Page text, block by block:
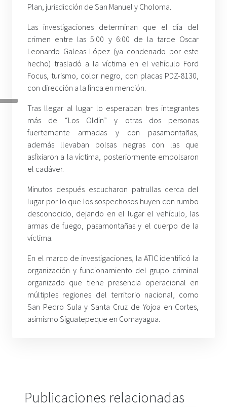
Plan, jurisdicción de San Manuel y Choloma.
Las investigaciones determinan que el día del
crimen entre las 5:00 y 6:00 de la tarde Oscar
Leonardo Galeas López (ya condenado por este
hecho) trasladó a la víctima en el vehículo Ford
Focus, turismo, color negro, con placas PDZ-8130,
con dirección a la finca en mención.
Tras llegar al lugar lo esperaban tres integrantes
más de “Los Oldin” y otras dos personas
fuertemente armadas y con pasamontañas,
además llevaban bolsas negras con las que
asfixiaron a la víctima, posteriormente embolsaron
el cadáver.
Minutos después escucharon patrullas cerca del
lugar por lo que los sospechosos huyen con rumbo
desconocido, dejando en el lugar el vehículo, las
armas de fuego, pasamontañas y el cuerpo de la
víctima.
En el marco de investigaciones, la ATIC identificó la
organización y funcionamiento del grupo criminal
organizado que tiene presencia operacional en
múltiples regiones del territorio nacional, como
San Pedro Sula y Santa Cruz de Yojoa en Cortes,
asimismo Siguatepeque en Comayagua.
Publicaciones relacionadas